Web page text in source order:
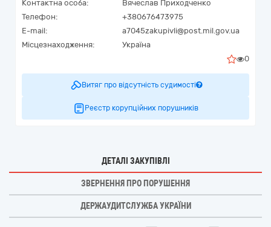
Контактна особа:
Вячеслав Приходченко
Телефон:
+380676473975
E-mail:
a7045zakupivli@post.mil.gov.ua
Місцезнаходження:
Україна
0
Витяг про відсутність судимості
Реєстр корупційних порушників
ДЕТАЛІ ЗАКУПІВЛІ
ЗВЕРНЕННЯ ПРО ПОРУШЕННЯ
ДЕРЖАУДИТСЛУЖБА УКРАЇНИ